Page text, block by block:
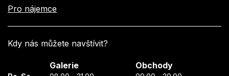
Pro nájemce
Kdy nás můžete navštívit?
Galerie Obchody